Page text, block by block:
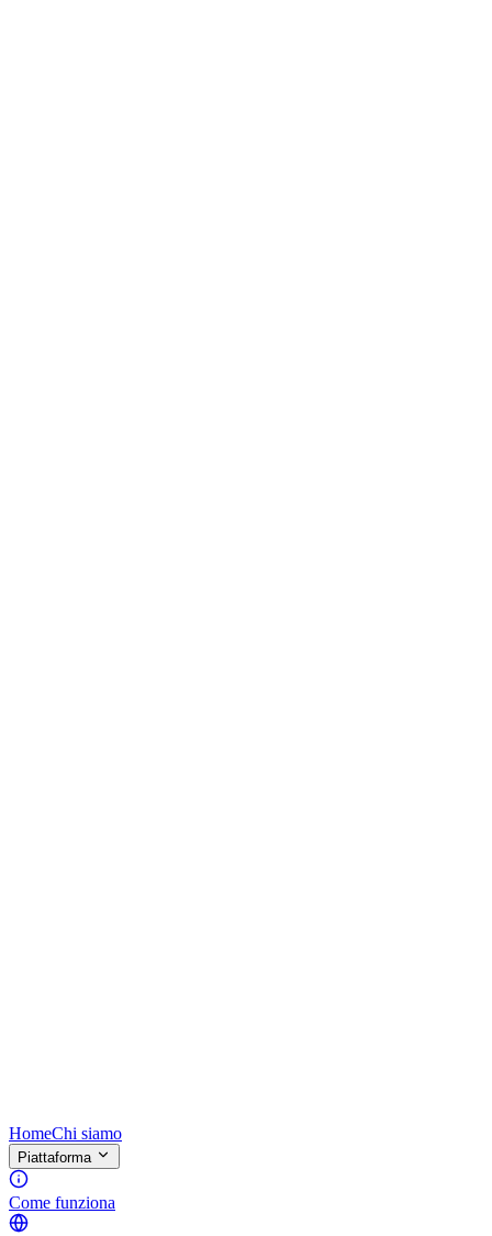
HomeChi siamo
Piattaforma
Come funziona